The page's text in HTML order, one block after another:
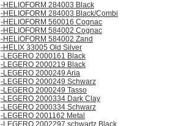
-HELIOFORM 284003 Black
-HELIOFORM 284003 Black/Combi
-HELIOFORM 560016 Cognac
-HELIOFORM 584002 Cognac
-HELIOFORM 584002 Zand
-HELIX 33005 Old Silver
-LEGERO 2000161 Black
-LEGERO 2000219 Black
-LEGERO 2000249 Aria
-LEGERO 2000249 Schwarz
-LEGERO 2000249 Tasso
-LEGERO 2000334 Dark Clay
-LEGERO 2000334 Schwarz
-LEGERO 2001162 Metal
-LEGERO 2002297 schwartz Black